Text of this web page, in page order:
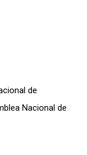
de
Nacional de